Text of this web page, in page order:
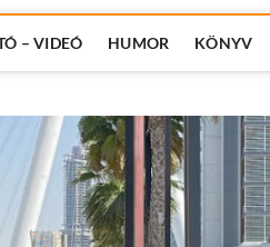
– VIDEÓ HUMOR KÖNYV